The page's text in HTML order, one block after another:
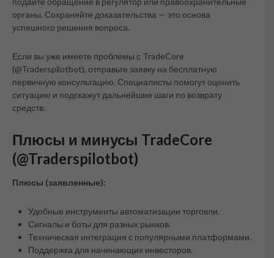
органы. Сохраняйте доказательства — это основа
успешного решения вопроса.
Если вы уже имеете проблемы с TradeCore
(@Traderspilotbot), отправьте заявку на бесплатную
первичную консультацию. Специалисты помогут оценить
ситуацию и подскажут дальнейшие шаги по возврату
средств.
Плюсы и минусы TradeCore
(@Traderspilotbot)
Плюсы (заявленные):
Удобные инструменты автоматизации торговли.
Сигналы и боты для разных рынков.
Техническая интеграция с популярными платформами.
Поддержка для начинающих инвесторов.